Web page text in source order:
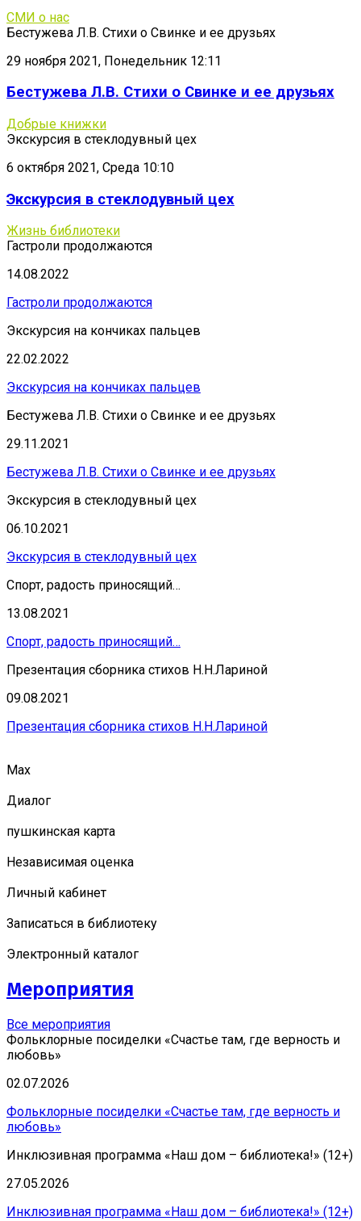
СМИ о нас
Бестужева Л.В. Стихи о Свинке и ее друзьях
29 ноября 2021, Понедельник 12:11
Бестужева Л.В. Стихи о Свинке и ее друзьях
Добрые книжки
Экскурсия в стеклодувный цех
6 октября 2021, Среда 10:10
Экскурсия в стеклодувный цех
Жизнь библиотеки
Гастроли продолжаются
14.08.2022
Гастроли продолжаются
Экскурсия на кончиках пальцев
22.02.2022
Экскурсия на кончиках пальцев
Бестужева Л.В. Стихи о Свинке и ее друзьях
29.11.2021
Бестужева Л.В. Стихи о Свинке и ее друзьях
Экскурсия в стеклодувный цех
06.10.2021
Экскурсия в стеклодувный цех
Спорт, радость приносящий…
13.08.2021
Спорт, радость приносящий…
Презентация сборника стихов Н.Н.Лариной
09.08.2021
Презентация сборника стихов Н.Н.Лариной
Мах
Диалог
пушкинская карта
Независимая оценка
Личный кабинет
Записаться в библиотеку
Электронный каталог
Мероприятия
Все мероприятия
Фольклорные посиделки «Счастье там, где верность и
любовь»
02.07.2026
Фольклорные посиделки «Счастье там, где верность и
любовь»
Инклюзивная программа «Наш дом – библиотека!» (12+)
27.05.2026
Инклюзивная программа «Наш дом – библиотека!» (12+)